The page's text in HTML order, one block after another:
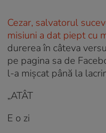
Cezar, salvatorul
misiuni a dat piept cu
durerea în câteva
pe pagina sa de
l-a mișcat până la
„ATÂT
E o zi